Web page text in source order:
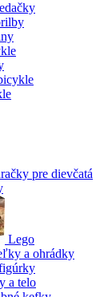
pre dievčatá
Lego
a ohrádky
a telo